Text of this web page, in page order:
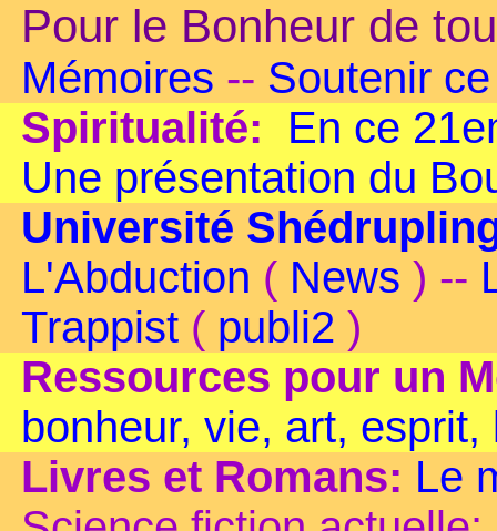
Pour le Bonheur de
Mémoires -- Soutenir
Spiritualité: En ce
Une présentation du
Université
L'Abduction ( News ) --
Trappist( publi2 )
Ressources pour un
bonheur, vie, art,
Livres et Romans: Le